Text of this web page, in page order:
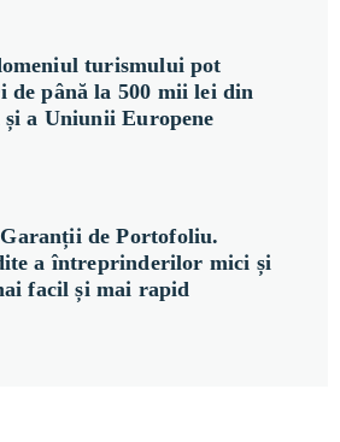
turismului pot
de până la 500 mii lei din
a Uniunii Europene
de Portofoliu.
a întreprinderilor mici și
facil și mai rapid